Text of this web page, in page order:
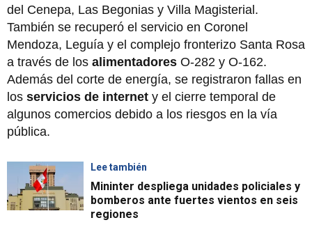
del Cenepa, Las Begonias y Villa Magisterial.
También se recuperó el servicio en Coronel
Mendoza, Leguía y el complejo fronterizo Santa Rosa
a través de los alimentadores O-282 y O-162.
Además del corte de energía, se registraron fallas en
los servicios de internet y el cierre temporal de
algunos comercios debido a los riesgos en la vía
pública.
Lee también
Mininter despliega unidades policiales y
bomberos ante fuertes vientos en seis
regiones